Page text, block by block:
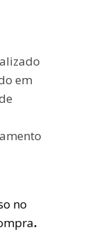
em
no
.